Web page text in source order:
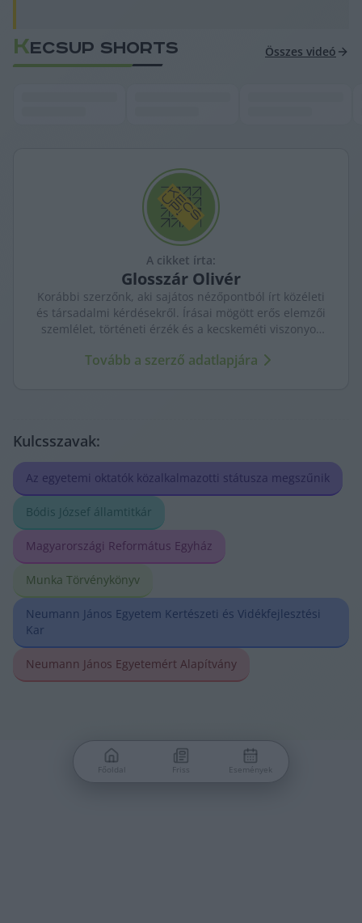
KECSUP SHORTS Összes videó
A cikket írta:
Glosszár Olivér
Korábbi szerzőnk, aki sajátos nézőpontból írt közéleti
és társadalmi kérdésekről. Írásai mögött erős elemzői
szemlélet, történeti érzék és a kecskeméti viszonyok
Tovább a szerző adatlapjára
Kulcsszavak:
Az egyetemi oktatók közalkalmazotti státusza megszűnik
Bódis József államtitkár
Magyarországi Református Egyház
Munka Törvénykönyv
Neumann János Egyetem Kertészeti és Vidékfejlesztési
Kar
Neumann János Egyetemért Alapítvány
Főoldal Friss Események